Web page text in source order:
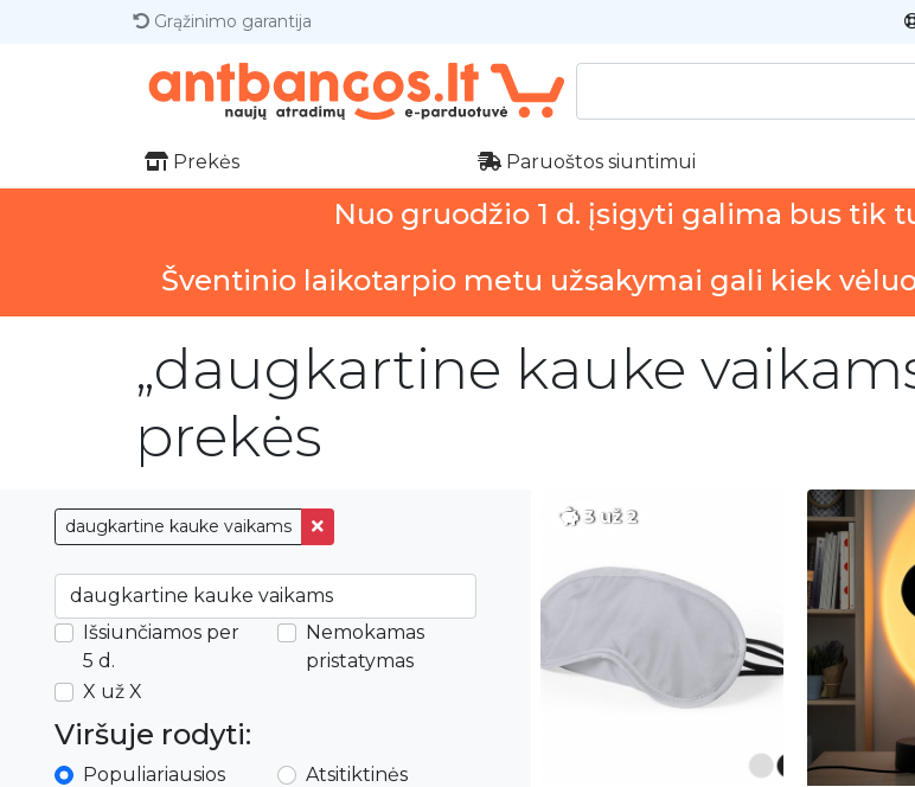
Grąžinimo garantija
Prekės Paruoštos siuntimui
Nuo gruodžio 1 d. įsigyti galima bus tik
Šventinio laikotarpio metu užsakymai gali kiek
„daugkartine kauke
prekės
daugkartine kauke vaikams
Išsiunčiamos per
5 d.
Nemokamas
pristatymas
X už X
Viršuje rodyti:
Populiariausios
Atsitiktinės
3 už 2